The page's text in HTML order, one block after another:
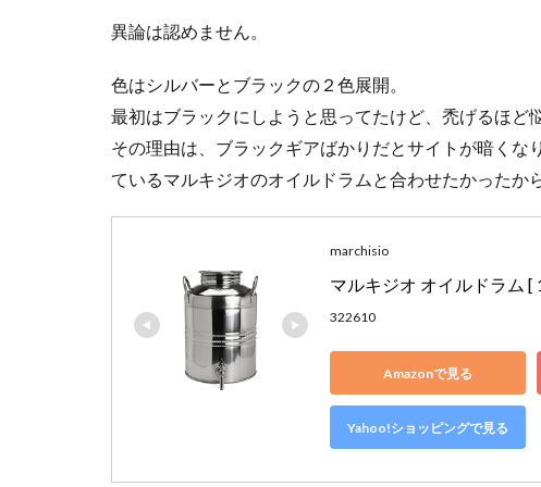
異論は認めません。
色はシルバーとブラックの２色展開。
最初はブラックにしようと思ってたけど、禿げるほど
その理由は、ブラックギアばかりだとサイトが暗く
ているマルキジオのオイルドラムと合わせたかったから
marchisio
マルキジオ オイルドラム [
322610
Amazonで見る
Yahoo!ショッピングで見る